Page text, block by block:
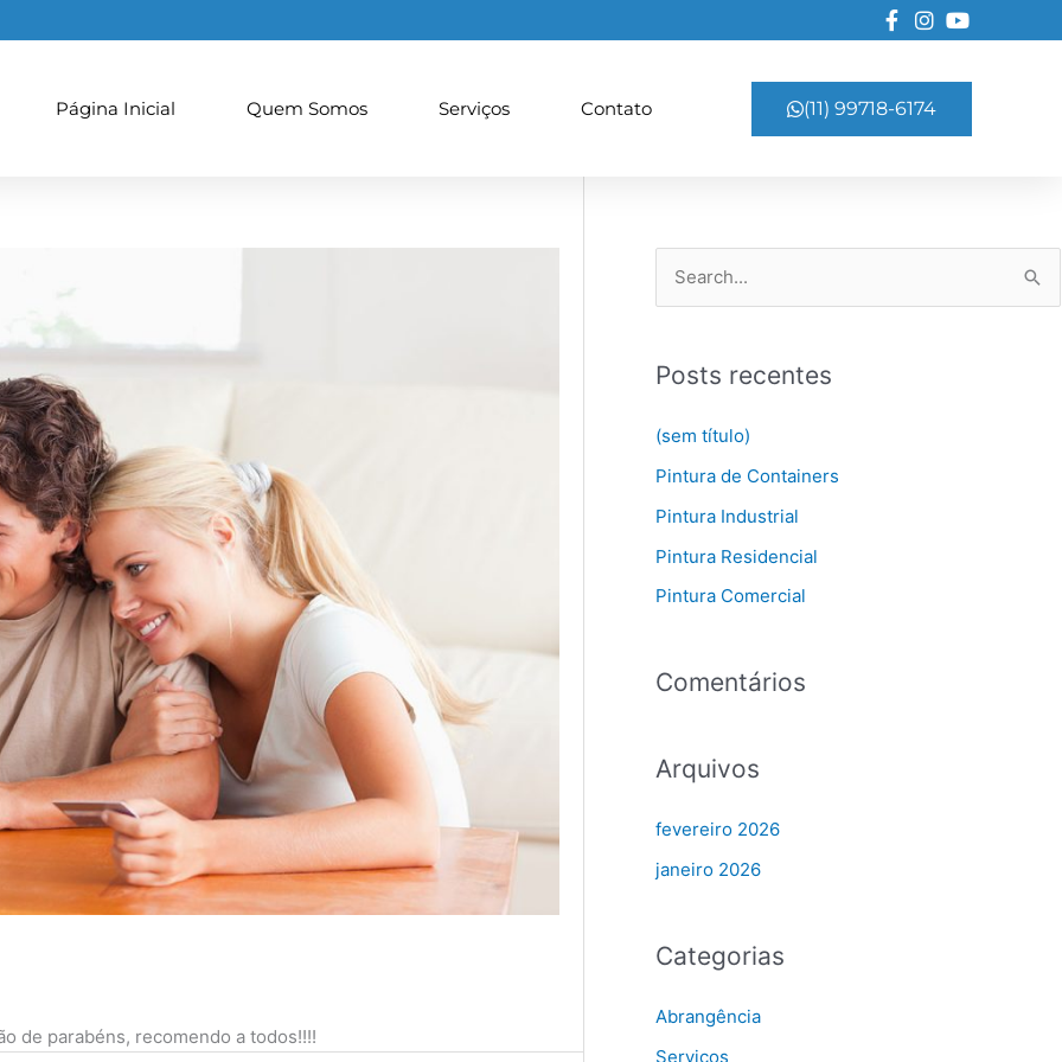
Página Inicial Quem Somos Serviços Contato (11) 99718-6174
de parabéns, recomendo a todos!!!!
q
u
r
p
r
Posts recentes
(sem título)
Pintura de Containers
Pintura Industrial
Pintura Residencial
Pintura Comercial
Comentários
Arquivos
fevereiro 2026
janeiro 2026
Categorias
Abrangência
Serviços